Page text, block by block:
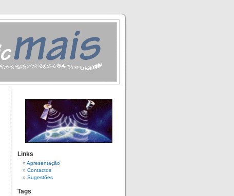
Links
Apresentação
Contactos
Sugestões
Tags